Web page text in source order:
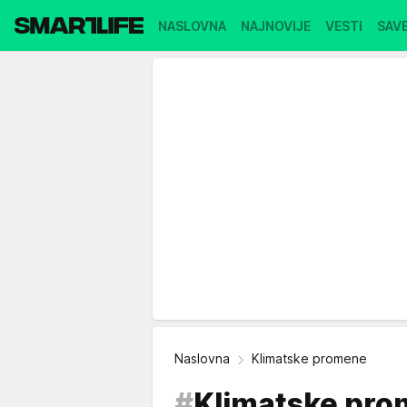
NASLOVNA NAJNOVIJE VESTI
Naslovna Klimatske promene